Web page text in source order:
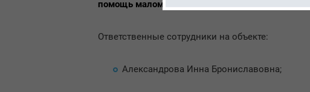
помощь маломобильным гражданам.
Ответственные сотрудники на объекте:
Александрова Инна Брониславовна;